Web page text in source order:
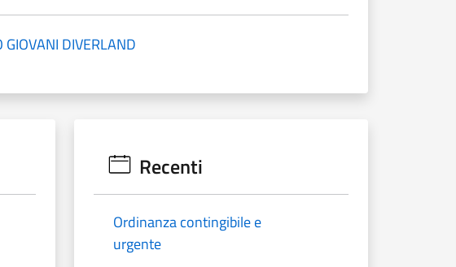
GIOVANI DIVERLAND
Recenti
Ordinanza contingibile e
urgente